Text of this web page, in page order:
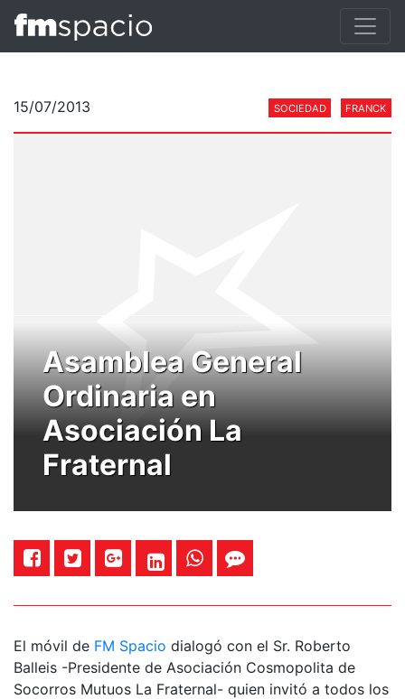
15/07/2013 SOCIEDAD FRANCK
Asamblea General
Ordinaria en
Asociación La
Fraternal
El móvil de FM Spacio dialogó con el Sr. Roberto
Balleis -Presidente de Asociación Cosmopolita de
Socorros Mutuos La Fraternal- quien invitó a todos los